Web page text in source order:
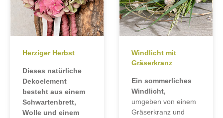
Herziger Herbst
Dieses natürliche
Dekoelement
besteht aus einem
Schwartenbrett,
Wolle und einem
Windlicht mit
Gräserkranz
Ein sommerliches
Windlicht,
umgeben von einem
Gräserkranz und